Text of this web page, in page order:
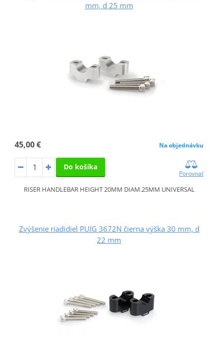
mm, d 25 mm
45,00 € Na objednávku
Do košíka
Porovnať
RISER HANDLEBAR HEIGHT 20MM DIAM.25MM UNIVERSAL
Zvýšenie riadidiel PUIG 3672N čierna výška 30 mm, d
22 mm